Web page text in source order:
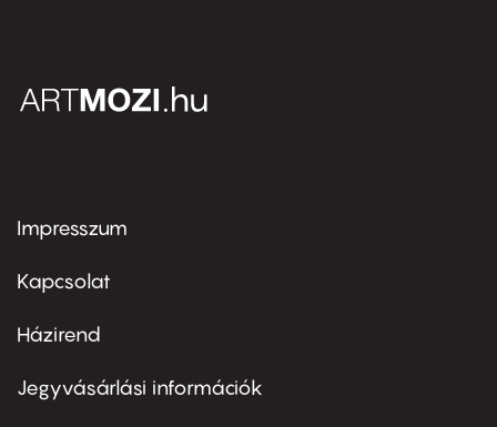
Footer
first
Impresszum
Kapcsolat
Footer
second
Házirend
Jegyvásárlási információk